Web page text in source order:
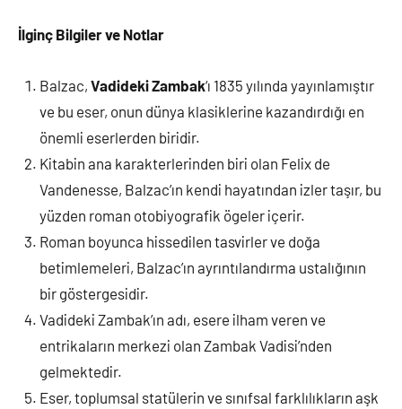
İlginç Bilgiler ve Notlar
Balzac, Vadideki Zambak‘ı 1835 yılında yayınlamıştır
ve bu eser, onun dünya klasiklerine kazandırdığı en
önemli eserlerden biridir.
Kitabin ana karakterlerinden biri olan Felix de
Vandenesse, Balzac’ın kendi hayatından izler taşır, bu
yüzden roman otobiyografik ögeler içerir.
Roman boyunca hissedilen tasvirler ve doğa
betimlemeleri, Balzac’ın ayrıntılandırma ustalığının
bir göstergesidir.
Vadideki Zambak’ın adı, esere ilham veren ve
entrikaların merkezi olan Zambak Vadisi’nden
gelmektedir.
Eser, toplumsal statülerin ve sınıfsal farklılıkların aşk